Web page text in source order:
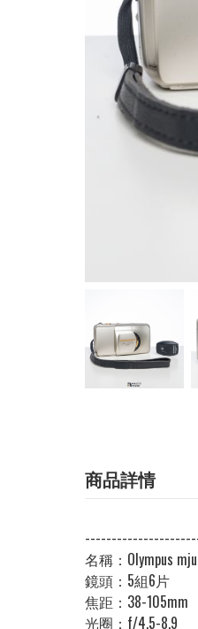
商品詳情
名稱：Olympus mju
鏡頭：5組6片
焦距：38-105mm
光圈：f/4.5-8.9